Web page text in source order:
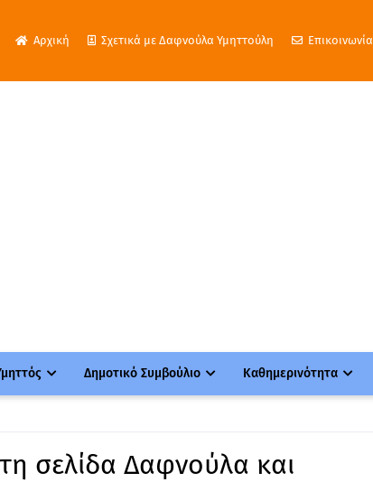
Αρχική Σχετικά με Δαφνούλα Υμηττούλη Επικοινωνία
Δημοτικό Συμβούλιο Καθημερινότητα
σελίδα Δαφνούλα και